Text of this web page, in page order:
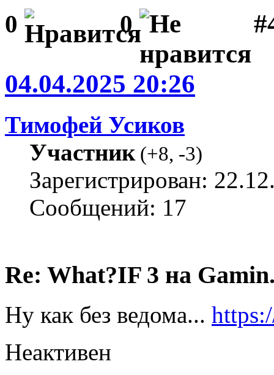
0 0
04.04.2025 20:26
Тимофей Усиков
Участник(+8, -3)
Зарегистрирован:
Сообщений: 17
Re: What?IF 3 на
Ну как без ведома...
Неактивен